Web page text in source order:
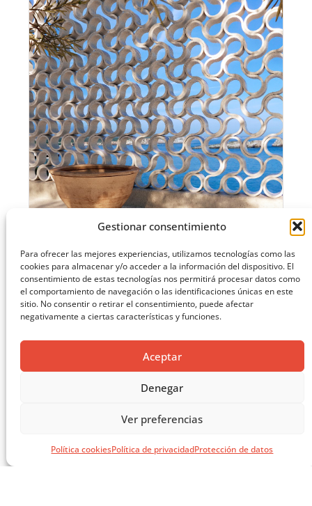
Gestionar consentimiento
Para ofrecer las mejores experiencias, utilizamos tecnologías como las
cookies para almacenar y/o acceder a la información del dispositivo. El
consentimiento de estas tecnologías nos permitirá procesar datos como
el comportamiento de navegación o las identificaciones únicas en este
sitio. No consentir o retirar el consentimiento, puede afectar
negativamente a ciertas características y funciones.
Aceptar
Denegar
Ver preferencias
Política cookiesPolítica de privacidadProtección de datos
O-BUIT: NUEVO SISTEMA CERÁMICO MODULAR